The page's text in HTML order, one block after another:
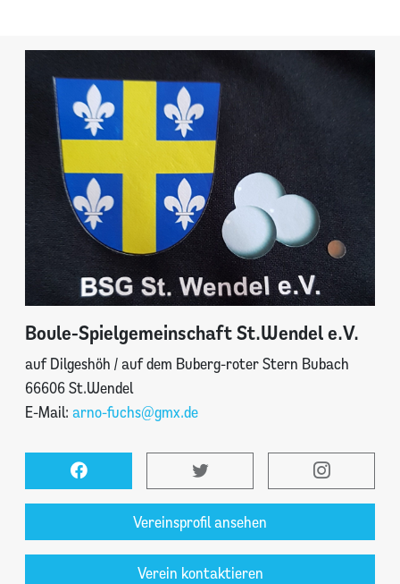
Boule-Spielgemeinschaft St.Wendel e.V.
auf Dilgeshöh / auf dem Buberg-roter Stern Bubach
66606 St.Wendel
E-Mail: arno-fuchs@gmx.de
Vereinsprofil ansehen
Verein kontaktieren